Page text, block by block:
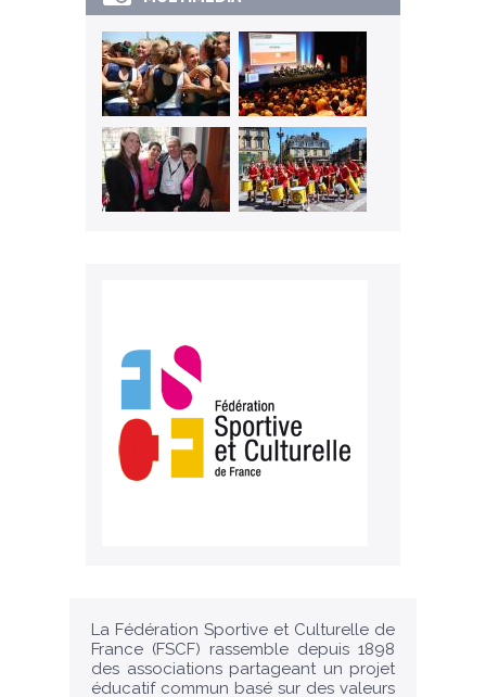
La Fédération Sportive et Culturelle de
France (FSCF) rassemble depuis 1898
des associations partageant un projet
éducatif commun basé sur des valeurs